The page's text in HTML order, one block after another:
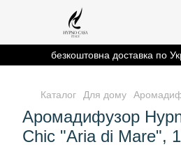
безкоштовна доставка по
Каталог Для дому
Аромадифузор
Chic "Aria di Mare",